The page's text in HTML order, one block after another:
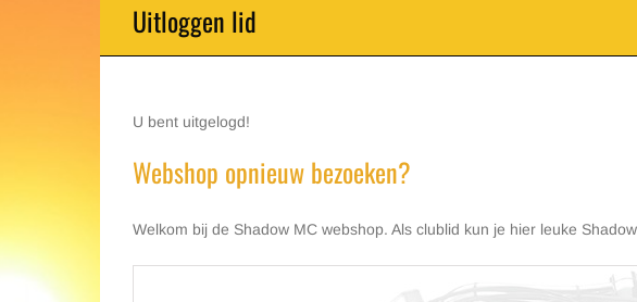
Uitloggen lid
U bent uitgelogd!
Webshop opnieuw bezoeken?
Welkom bij de Shadow MC webshop. Als clublid kun je hier leuke